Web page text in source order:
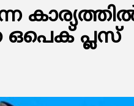
ഒപെക് പ്ലസ്